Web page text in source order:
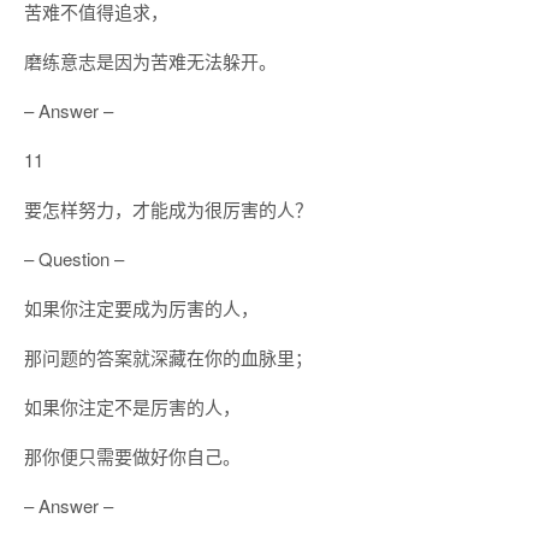
苦难不值得追求，
磨练意志是因为苦难无法躲开。
– Answer –
11
要怎样努力，才能成为很厉害的人？
– Question –
如果你注定要成为厉害的人，
那问题的答案就深藏在你的血脉里；
如果你注定不是厉害的人，
那你便只需要做好你自己。
– Answer –